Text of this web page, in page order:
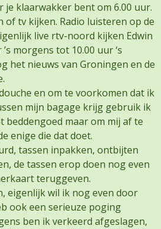
je klaarwakker bent om 6.00 uur.
of tv kijken. Radio luisteren op de
live rtv-noord kijken Edwin
morgens tot 10.00 uur ‘s
het nieuws van Groningen en de
en om te voorkomen dat ik
mijn bagage krijg gebruik ik
beddengoed maar om mij af te
enige die dat doet.
tassen inpakken, ontbijten
de tassen erop doen nog even
teruggeven.
eigenlijk wil ik nog even door
ook een serieuze poging
ben ik verkeerd afgeslagen,